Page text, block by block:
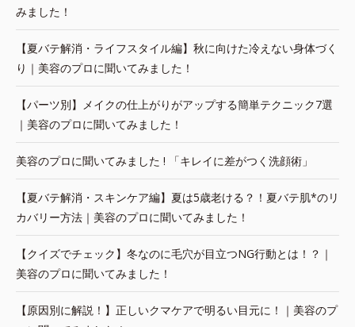
みました！
【夏バテ解消・ライフスタイル編】秋に向けた冷えない身体づく
り｜美容のプロに聞いてみました！
【パーツ別】メイクの仕上がりがアップする簡単テクニック7選
｜美容のプロに聞いてみました！
美容のプロに聞いてみました ! 「キレイに差がつく洗顔術」
【夏バテ解消・スキンケア編】夏は5歳老ける？！夏バテ肌*のリ
カバリー方法｜美容のプロに聞いてみました！
【クイズでチェック】冬なのに毛穴が目立つNG行動とは！？｜
美容のプロに聞いてみました！
【原因別に解説！】正しいクマケアで明るい目元に！｜美容のプ